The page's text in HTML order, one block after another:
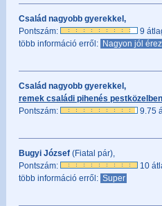
Család nagyobb gyerekkel,
Pontszám:
9
több információ erről: Nagyon jól
Család nagyobb gyerekkel,
remek családi pihenés
Pontszám:
9.75
Bugyi József (Fiatal pár),
Pontszám:
10
több információ erről: Super